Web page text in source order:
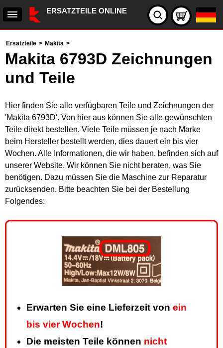
ERSATZTEILE ONLINE
Ersatzteile > Makita >
Makita 6793D Zeichnungen
und Teile
Hier finden Sie alle verfügbaren Teile und Zeichnungen der
'Makita 6793D'. Von hier aus können Sie alle gewünschten
Teile direkt bestellen. Viele Teile müssen je nach Marke
beim Hersteller bestellt werden, dies dauert ein bis vier
Wochen. Alle Informationen, die wir haben, befinden sich auf
unserer Website. Wir können Sie nicht beraten, was Sie
benötigen. Dazu müssen Sie die Maschine zur Reparatur
zurücksenden. Bitte beachten Sie bei der Bestellung
Folgendes:
Erwarten Sie eine Lieferzeit von ein
bis vier Wochen!
Die meisten Teile können nicht